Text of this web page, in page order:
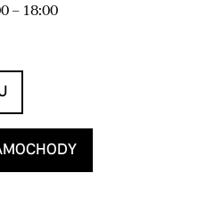
– 18:00